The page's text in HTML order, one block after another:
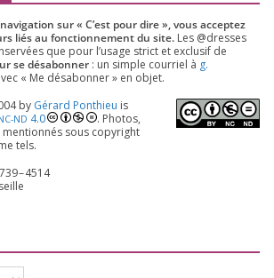
sur « C’est pour dire », vous accep­tez
liés au fonc­tion­ne­ment du site. Les @dresses
que pour l’u­sage strict et exclu­sif de
se désa­bon­ner : un simple cour­riel à g.​
« Me désa­bon­ner » en objet.
by Gérard Ponthieu is
ND 4.0
. Photos,
sous copy­right
tels.
–4514